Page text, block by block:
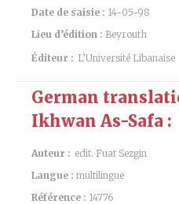
Date de saisie : 14-05-98
Lieu d’édition : Beyrouth
Éditeur : L’Université Libanaise
German
Ikhwan As-Safa :
Auteur : edit. Fuat Sezgin
Langue : multilingue
Référence : 14776